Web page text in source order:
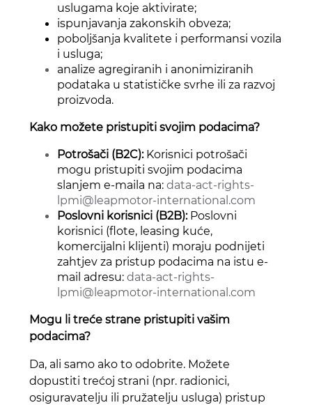
uslugama koje aktivirate;
ispunjavanja zakonskih obveza;
poboljšanja kvalitete i performansi vozila
i usluga;
analize agregiranih i anonimiziranih
podataka u statističke svrhe ili za razvoj
proizvoda.
Kako možete pristupiti svojim podacima?
Potrošači (B2C): Korisnici potrošači
mogu pristupiti svojim podacima
slanjem e-maila na: data-act-rights-
lpmi@leapmotor-international.com
Poslovni korisnici (B2B): Poslovni
korisnici (flote, leasing kuće,
komercijalni klijenti) moraju podnijeti
zahtjev za pristup podacima na istu e-
mail adresu: data-act-rights-
lpmi@leapmotor-international.com
Mogu li treće strane pristupiti vašim
podacima?
Da, ali samo ako to odobrite. Možete
dopustiti trećoj strani (npr. radionici,
osiguravatelju ili pružatelju usluga) pristup